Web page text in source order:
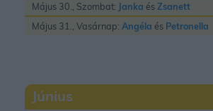
Május 30., Szombat: Janka ésZsanett
Május 31., Vasárnap: Angéla és Petronella
Június